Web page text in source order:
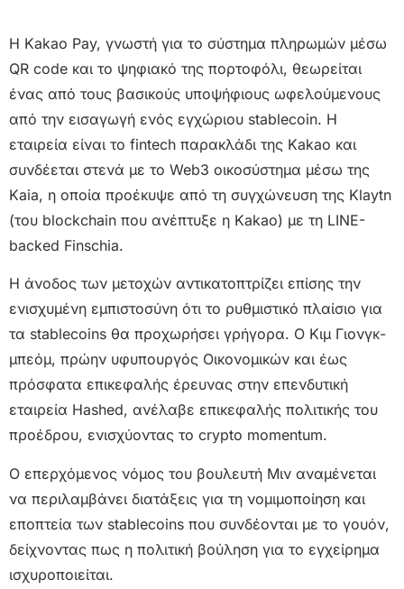
Η Kakao Pay, γνωστή για το σύστημα πληρωμών μέσω
QR code και το ψηφιακό της πορτοφόλι, θεωρείται
ένας από τους βασικούς υποψήφιους ωφελούμενους
από την εισαγωγή ενός εγχώριου stablecoin. Η
εταιρεία είναι το fintech παρακλάδι της Kakao και
συνδέεται στενά με το Web3 οικοσύστημα μέσω της
Kaia, η οποία προέκυψε από τη συγχώνευση της Klaytn
(του blockchain που ανέπτυξε η Kakao) με τη LINE-
backed Finschia.
Η άνοδος των μετοχών αντικατοπτρίζει επίσης την
ενισχυμένη εμπιστοσύνη ότι το ρυθμιστικό πλαίσιο για
τα stablecoins θα προχωρήσει γρήγορα. Ο Κιμ Γιονγκ-
μπεόμ, πρώην υφυπουργός Οικονομικών και έως
πρόσφατα επικεφαλής έρευνας στην επενδυτική
εταιρεία Hashed, ανέλαβε επικεφαλής πολιτικής του
προέδρου, ενισχύοντας το crypto momentum.
Ο επερχόμενος νόμος του βουλευτή Μιν αναμένεται
να περιλαμβάνει διατάξεις για τη νομιμοποίηση και
εποπτεία των stablecoins που συνδέονται με το γουόν,
δείχνοντας πως η πολιτική βούληση για το εγχείρημα
ισχυροποιείται.